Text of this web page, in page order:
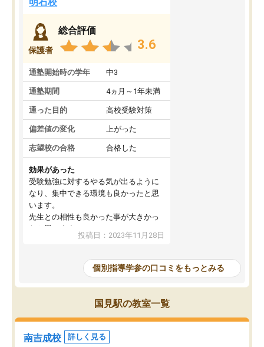
保護者
総合評価
3.6
通塾開始時の学年 中3
通塾期間 4ヵ月～1年未満
通った目的 高校受験対策
偏差値の変化 上がった
志望校の合格 合格した
効果があった
受験勉強に対するやる気が出るように
なり、集中できる環境も良かったと思
います。
先生との相性も良かった事が大きかっ
たと思います。
投稿日：2023年11月28日
個別指導学参の口コミをもっとみる
国見駅の教室一覧
南吉成校 詳しく見る